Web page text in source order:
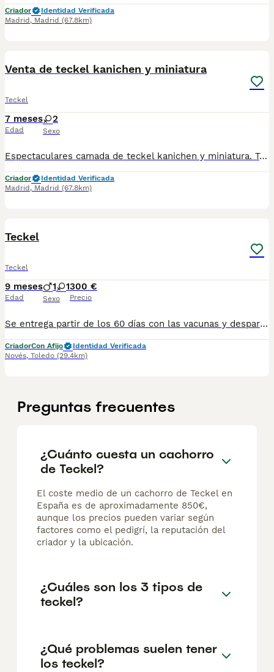
Criador
Identidad Verificada
Madrid , Madrid (67.8km)
Venta de teckel kanichen y miniatura
Teckel
7 meses
Edad
2
Sexo
Espectaculares camada de teckel kanichen y miniatura. Todos los cachorritos se entregan con unos dos meses y medio de edad y sus vacunas correspondientes, desparasitados interna y externamente, con certificado de salud, y garantía tanto por enfermedad vírica como congénito genética. Posibilidad de entregar en toda España mediante transporte propio preparado para animales y con chofer privado. Los precios pueden variar según las características y morfología de cada cachorro. Añádenos al whats app o llámanos, y encantados atenderemos todas tus dudas y consultas. Teléfono / Whats app: 641 92 23 90
Criador
Identidad Verificada
Madrid , Madrid (67.8km)
Teckel
Teckel
9 meses
Edad
1 1
Sexo
300 €
Precio
Se entrega partir de los 60 días con las vacunas y desparasitsciones correspondientes a su edad. 698979889 para más información En el precio n es incluido el iva
CriadorCon Afijo
Identidad Verificada
Novés, Toledo (29.4km)
Preguntas frecuentes
¿Cuánto cuesta un cachorro
de Teckel?
El coste medio de un cachorro de Teckel en
España es de aproximadamente 850€,
aunque los precios pueden variar según
factores como el pedigrí, la reputación del
criador y la ubicación.
¿Cuáles son los 3 tipos de
teckel?
¿Qué problemas suelen tener
los teckel?